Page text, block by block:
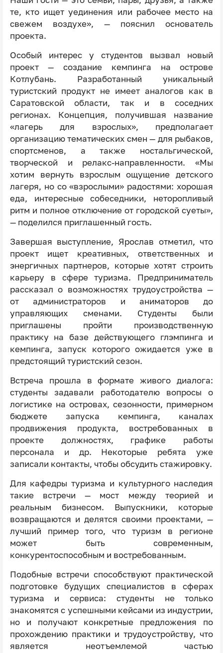
те, кто ищет уединения или рабочее место на
свежем воздухе», — пояснил основатель
проекта.
Особый интерес у студентов вызвал новый
проект — создание кемпинга на острове
Котлубань. Разработанный уникальный
туристский продукт не имеет аналогов как в
Саратовской области, так и в соседних
регионах. Концепция, получившая название
«лагерь для взрослых», предполагает
организацию тематических смен — для рыбаков,
спортсменов, а также ностальгической,
творческой и релакс-направленности. «Мы
хотим вернуть взрослым ощущение детского
лагеря, но со «взрослыми» радостями: хорошая
еда, интересные собеседники, неторопливый
ритм и полное отключение от городской суеты»,
— поделился приглашенный гость.
Завершая выступление, Ярослав отметил, что
проект ищет креативных, ответственных и
энергичных партнеров, которые хотят строить
карьеру в сфере туризма. Предприниматель
рассказал о возможностях трудоустройства —
от администраторов и аниматоров до
управляющих сменами. Студенты были
приглашены пройти производственную
практику на базе действующего глэмпинга и
кемпинга, запуск которого ожидается уже в
предстоящий туристский сезон.
Встреча прошла в формате живого диалога:
студенты задавали работодателю вопросы о
логистике на островах, сезонности, примерном
бюджете запуска кемпинга, каналах
продвижения продукта, востребованных в
проекте должностях, графике работы
персонала и др. Некоторые ребята уже
записали контакты, чтобы обсудить стажировку.
Для кафедры туризма и культурного наследия
такие встречи — мост между теорией и
реальным бизнесом. Выпускники, которые
возвращаются и делятся своими проектами, —
лучший пример того, что туризм в регионе
может быть современным,
конкурентоспособным и востребованным.
Подобные встречи способствуют практической
подготовке будущих специалистов в сферах
туризма и сервиса: студенты не только
знакомятся с успешными кейсами из индустрии,
но и получают конкретные предложения по
прохождению практики и трудоустройству, что
является неотъемлемой частью